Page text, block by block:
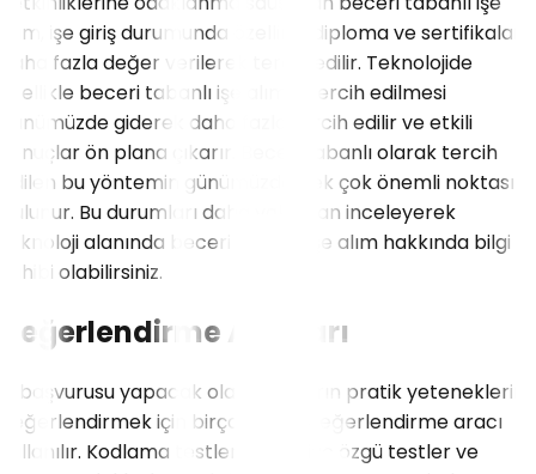
alım, işe giriş durumunda özellikle diploma ve sertifikalar
daha fazla değer verilerek tercih edilir. Teknolojide
özellikle beceri tabanlı işe alımın tercih edilmesi
günümüzde giderek daha fazla tercih edilir ve etkili
sonuçlar ön plana çıkarır. Beceri tabanlı olarak tercih
edilen bu yöntemin günümüzde pek çok önemli noktası
bulunur. Bu durumları daha yakından inceleyerek
teknoloji alanında beceri tabanlı işe alım hakkında bilgi
sahibi olabilirsiniz.
Değerlendirme Araçları
İş başvurusu yapacak olan adayların pratik yeteneklerini
değerlendirmek için birçok farklı değerlendirme aracı
kullanılır. Kodlama testleri, beceriye özgü testler ve